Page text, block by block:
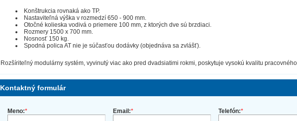
Konštrukcia rovnaká ako TP.
Nastaviteľná výška v rozmedzí 650 - 900 mm.
Otočné kolieska vodivá o priemere 100 mm, z ktorých dve sú brzdiaci.
Rozmery 1500 x 700 mm.
Nosnosť 150 kg.
Spodná polica AT nie je súčasťou dodávky (objednáva sa zvlášť).
Rozšíriteľný modulárny systém, vyvinutý viac ako pred dvadsiatimi rokmi, poskytuje vysokú kvalitu
Kontaktný formulár
Meno:* Email:* Telefón:*